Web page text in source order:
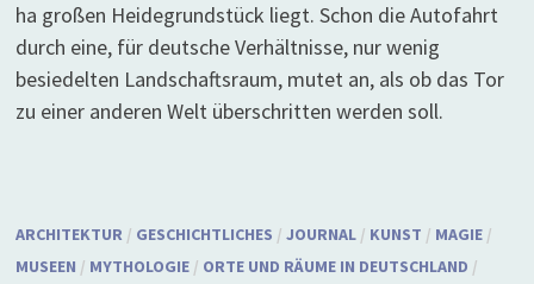
ha großen Heidegrundstück liegt. Schon die Autofahrt
durch eine, für deutsche Verhältnisse, nur wenig
besiedelten Landschaftsraum, mutet an, als ob das Tor
zu einer anderen Welt überschritten werden soll.
ARCHITEKTUR / GESCHICHTLICHES / JOURNAL/ KUNST / MAGIE/
MUSEEN / MYTHOLOGIE/ ORTE UND RÄUME IN DEUTSCHLAND /